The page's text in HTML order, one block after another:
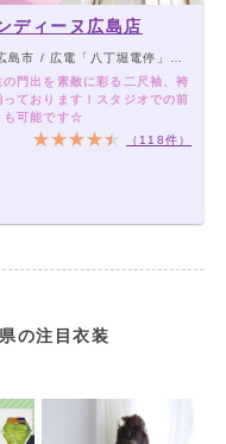
ディーヌ広島店
島市 / 広電「八丁堀電停」から徒歩5分
の門出を素敵に彩る二尺袖、袴
っております！スタジオでの前
も可能です☆
（118件）
の注目衣装